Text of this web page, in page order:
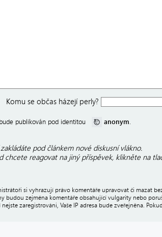
Komu se občas házejí perly?
publikován pod identitou anonym.
pod článkem nové diskusní vlákno.
chcete reagovat na jiný příspěvek, klikněte na
si vyhrazují právo komentáře upravovat či mazat
budou zejména komentáře obsahující vulgarity nebo
nejste zaregistrováni, Vaše IP adresa bude zveřejněna.